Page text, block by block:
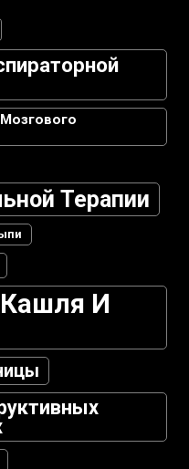
Терапии
И